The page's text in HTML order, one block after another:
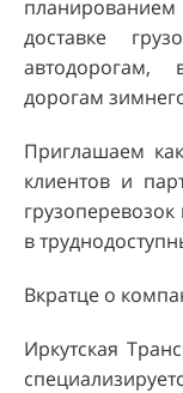
доставке
дорогам
Приглашаем
клиентов и
в
Вкратце о
Иркутская